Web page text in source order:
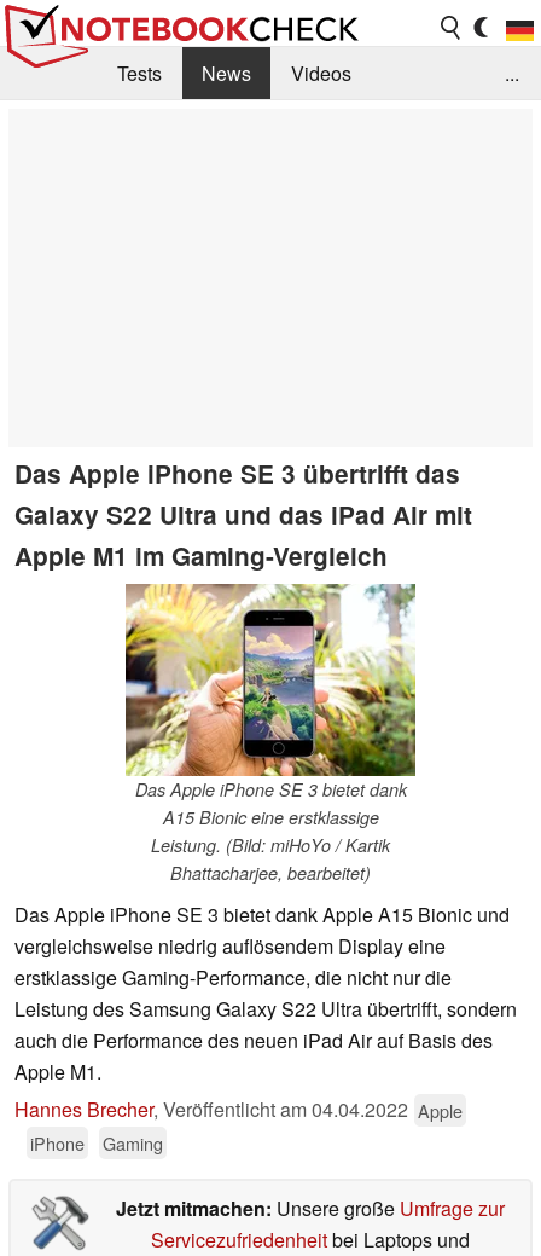
Tests News
Videos
...
Das Apple iPhone SE 3 übertrifft das
Galaxy S22 Ultra und das iPad Air mit
Apple M1 im Gaming-Vergleich
Das Apple iPhone SE 3 bietet dank
A15 Bionic eine erstklassige
Leistung. (Bild: miHoYo / Kartik
Bhattacharjee, bearbeitet)
Das Apple iPhone SE 3 bietet dank Apple A15 Bionic und
vergleichsweise niedrig auflösendem Display eine
erstklassige Gaming-Performance, die nicht nur die
Leistung des Samsung Galaxy S22 Ultra übertrifft, sondern
auch die Performance des neuen iPad Air auf Basis des
Apple M1.
Hannes Brecher, Veröffentlicht am04.04.2022 Apple
iPhone
Gaming
Jetzt mitmachen: Unsere große Umfrage zur
Servicezufriedenheitbei Laptops und